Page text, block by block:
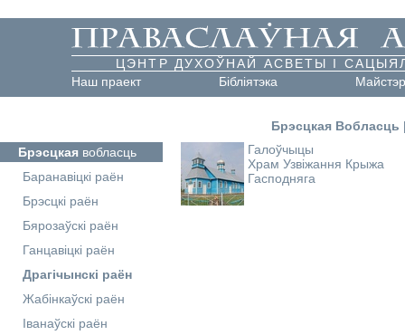
ЦЭНТР ДУХОЎНАЙ АСВЕТЫ І
Наш праект
Бібліятэка
Брэсцкая Вобласць
Брэсцкая вобласць
Баранавіцкі раён
Брэсцкі раён
Бярозаўскі раён
Ганцавіцкі раён
Драгічынскі раён
Жабінкаўскі раён
Іванаўскі раён
Галоўчыцы
Храм Узвіжання Крыжа
Гасподняга